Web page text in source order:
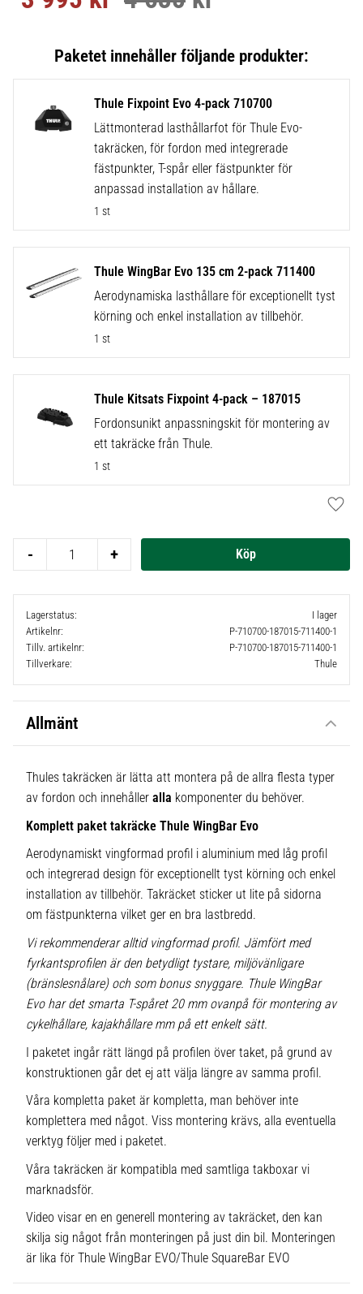
Thule Fixpoint Evo 4-pack 710700
Lättmonterad lasthållarfot för Thule Evo-
takräcken, för fordon med integrerade
fästpunkter, T-spår eller fästpunkter för
anpassad installation av hållare.
1 st
Thule WingBar Evo 135 cm 2-pack 711400
Aerodynamiska lasthållare för exceptionellt tyst
körning och enkel installation av tillbehör.
1 st
Thule Kitsats Fixpoint 4-pack – 187015
Fordonsunikt anpassningskit för montering av
ett takräcke från Thule.
1 st
+
-
Lagerstatus
I lager
Artikelnr
P-710700-187015-711400-1
Tillv. artikelnr
P-710700-187015-711400-1
Tillverkare
Thule
Allmänt
Thules takräcken är lätta att montera på de allra flesta typer
av fordon och innehåller alla komponenter du behöver.
Komplett paket takräcke Thule WingBar Evo
Aerodynamiskt vingformad profil i aluminium med låg profil
och integrerad design för exceptionellt tyst körning och enkel
installation av tillbehör. Takräcket sticker ut lite på sidorna
om fästpunkterna vilket ger en bra lastbredd.
Vi rekommenderar alltid vingformad profil. Jämfört med
fyrkantsprofilen är den betydligt tystare, miljövänligare
(bränslesnålare) och som bonus snyggare. Thule WingBar
Evo har det smarta T-spåret 20 mm ovanpå för montering av
cykelhållare, kajakhållare mm på ett enkelt sätt.
I paketet ingår rätt längd på profilen över taket, på grund av
konstruktionen går det ej att välja längre av samma profil.
Våra kompletta paket är kompletta, man behöver inte
komplettera med något. Viss montering krävs, alla eventuella
verktyg följer med i paketet.
Våra takräcken är kompatibla med samtliga takboxar vi
marknadsför.
Video visar en en generell montering av takräcket, den kan
skilja sig något från monteringen på just din bil. Monteringen
är lika för Thule WingBar EVO/Thule SquareBar EVO